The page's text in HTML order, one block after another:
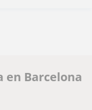
en Barcelona